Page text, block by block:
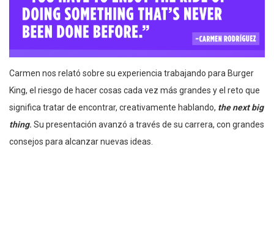
Carmen nos relató sobre su experiencia trabajando para Burger
King, el riesgo de hacer cosas cada vez más grandes y el reto que
significa tratar de encontrar, creativamente hablando, the next big
thing. Su presentación avanzó a través de su carrera, con grandes
consejos para alcanzar nuevas ideas.